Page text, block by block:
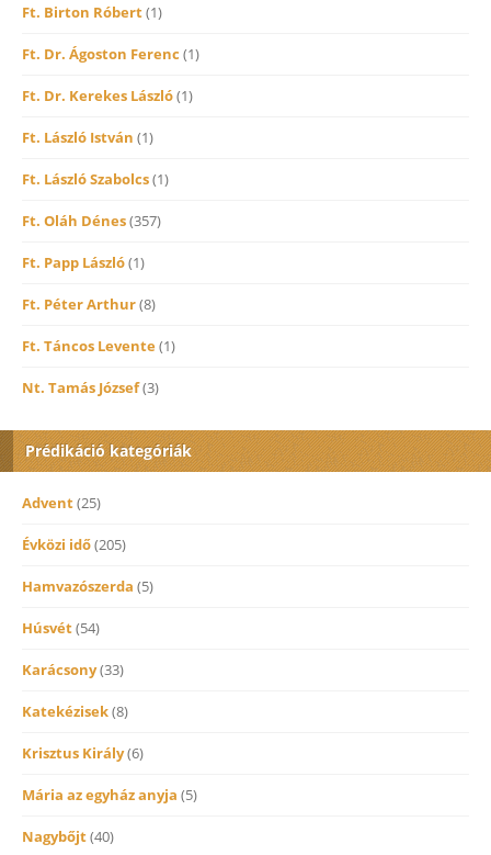
Ft. Birton Róbert(1)
Ft. Dr. Ágoston Ferenc (1)
Ft. Dr. Kerekes László(1)
Ft. László István (1)
Ft. László Szabolcs(1)
Ft. Oláh Dénes(357)
Ft. Papp László(1)
Ft. Péter Arthur(8)
Ft. Táncos Levente(1)
Nt. Tamás József(3)
Prédikáció kategóriák
Advent(25)
Évközi idő(205)
Hamvazószerda (5)
Húsvét(54)
Karácsony(33)
Katekézisek(8)
Krisztus Király(6)
Mária az egyház anyja (5)
Nagybőjt(40)